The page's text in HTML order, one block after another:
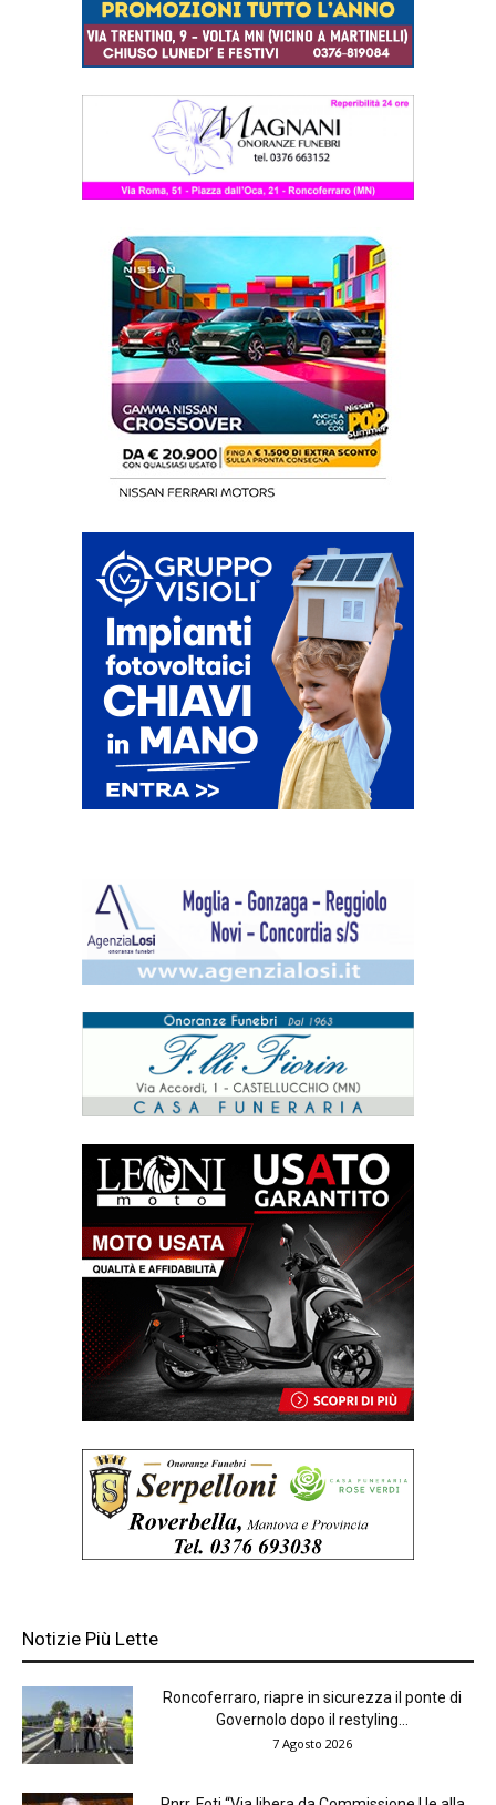
Notizie Più Lette
Roncoferraro, riapre in sicurezza il ponte di
Governolo dopo il restyling...
7 Agosto 2026